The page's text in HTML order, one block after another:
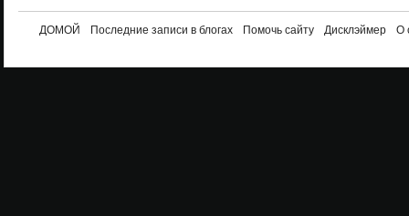
ДОМОЙ Последние записи в блогах Помочь сайту Дисклэймер О